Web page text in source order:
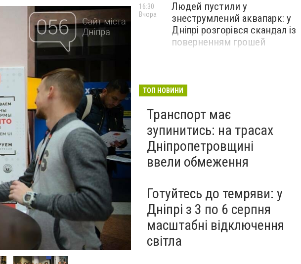
Людей пустили у
знеструмлений аквапарк: у
Дніпрі розгорівся скандал із
поверненням грошей
16:30
Вчора
ТОП НОВИНИ
Транспорт має
зупинитись: на трасах
Дніпропетровщині
ввели обмеження
Готуйтесь до темряви: у
Дніпрі з 3 по 6 серпня
масштабні відключення
світла